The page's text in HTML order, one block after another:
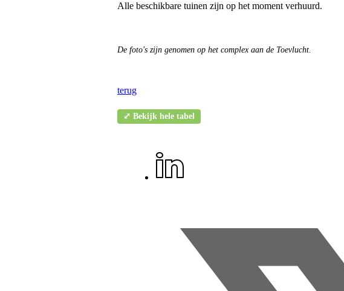
Alle beschikbare tuinen zijn op het moment verhuurd.
De foto's zijn genomen op het complex aan de Toevlucht.
terug
⤢ Bekijk hele tabel